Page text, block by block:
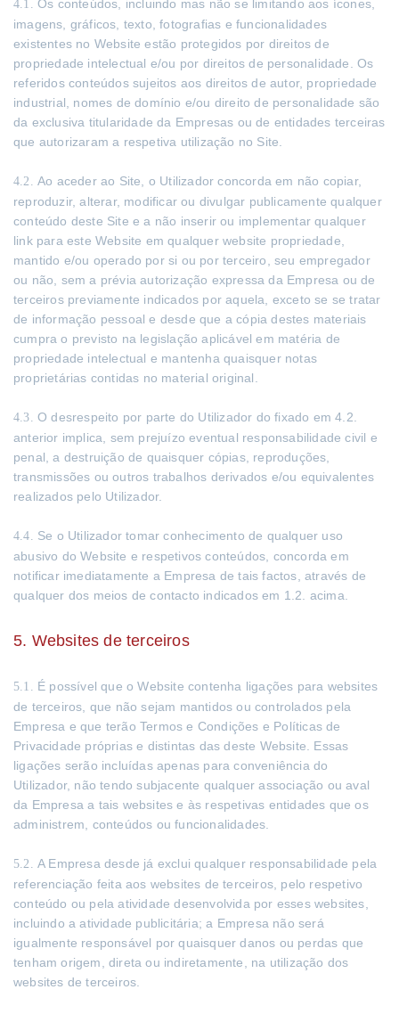
4.1. Os conteúdos, incluindo mas não se limitando aos ícones,
imagens, gráficos, texto, fotografias e funcionalidades
existentes no Website estão protegidos por direitos de
propriedade intelectual e/ou por direitos de personalidade. Os
referidos conteúdos sujeitos aos direitos de autor, propriedade
industrial, nomes de domínio e/ou direito de personalidade são
da exclusiva titularidade da Empresas ou de entidades terceiras
que autorizaram a respetiva utilização no Site.
4.2. Ao aceder ao Site, o Utilizador concorda em não copiar,
reproduzir, alterar, modificar ou divulgar publicamente qualquer
conteúdo deste Site e a não inserir ou implementar qualquer
link para este Website em qualquer website propriedade,
mantido e/ou operado por si ou por terceiro, seu empregador
ou não, sem a prévia autorização expressa da Empresa ou de
terceiros previamente indicados por aquela, exceto se se tratar
de informação pessoal e desde que a cópia destes materiais
cumpra o previsto na legislação aplicável em matéria de
propriedade intelectual e mantenha quaisquer notas
proprietárias contidas no material original.
4.3. O desrespeito por parte do Utilizador do fixado em 4.2.
anterior implica, sem prejuízo eventual responsabilidade civil e
penal, a destruição de quaisquer cópias, reproduções,
transmissões ou outros trabalhos derivados e/ou equivalentes
realizados pelo Utilizador.
4.4. Se o Utilizador tomar conhecimento de qualquer uso
abusivo do Website e respetivos conteúdos, concorda em
notificar imediatamente a Empresa de tais factos, através de
qualquer dos meios de contacto indicados em 1.2. acima.
5. Websites de terceiros
5.1. É possível que o Website contenha ligações para websites
de terceiros, que não sejam mantidos ou controlados pela
Empresa e que terão Termos e Condições e Políticas de
Privacidade próprias e distintas das deste Website. Essas
ligações serão incluídas apenas para conveniência do
Utilizador, não tendo subjacente qualquer associação ou aval
da Empresa a tais websites e às respetivas entidades que os
administrem, conteúdos ou funcionalidades.
5.2. A Empresa desde já exclui qualquer responsabilidade pela
referenciação feita aos websites de terceiros, pelo respetivo
conteúdo ou pela atividade desenvolvida por esses websites,
incluindo a atividade publicitária; a Empresa não será
igualmente responsável por quaisquer danos ou perdas que
tenham origem, direta ou indiretamente, na utilização dos
websites de terceiros.